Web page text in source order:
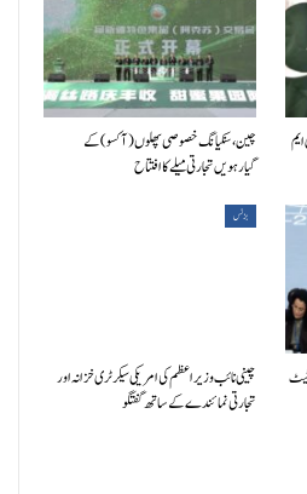
چین، سنکیانگ خصوصی پھلوں (آکسو) کے
گیارہویں تجارتی میلے کا افتتاح
بزنس
چینی نائب وزیراعظم کی امریکی سیکرٹری خزانہ اور
تجارتی نمائندے کے ساتھ گفتگو